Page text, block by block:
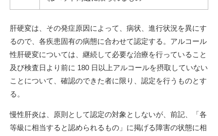
肝硬変は、その発症原因によって、病状、進行状況を異にす
るので、各疾患固有の病態に合わせて認定する。アルコール
性肝硬変については、継続して必要な治療を行っていること
及び検査日より前に 180 日以上アルコールを摂取していない
ことについて、確認のできた者に限り、認定を行うものとす
る。
慢性肝炎は、原則として認定の対象としないが、前記、「各
等級に相当すると認められるもの」に掲げる障害の状態に相